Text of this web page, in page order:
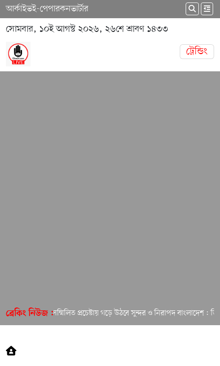
আর্কাইভই-পেপারকনভার্টার
সোমবার, ১০ই আগস্ট ২০২৬, ২৬শে শ্রাবণ ১৪৩৩
ট্রেন্ডিং
ব্রেকিং নিউজ :
সবার সম্মিলিত প্রচেষ্টায় গড়ে উঠবে সুন্দর ও নিরাপদ বাংলাদেশ : ডিসি